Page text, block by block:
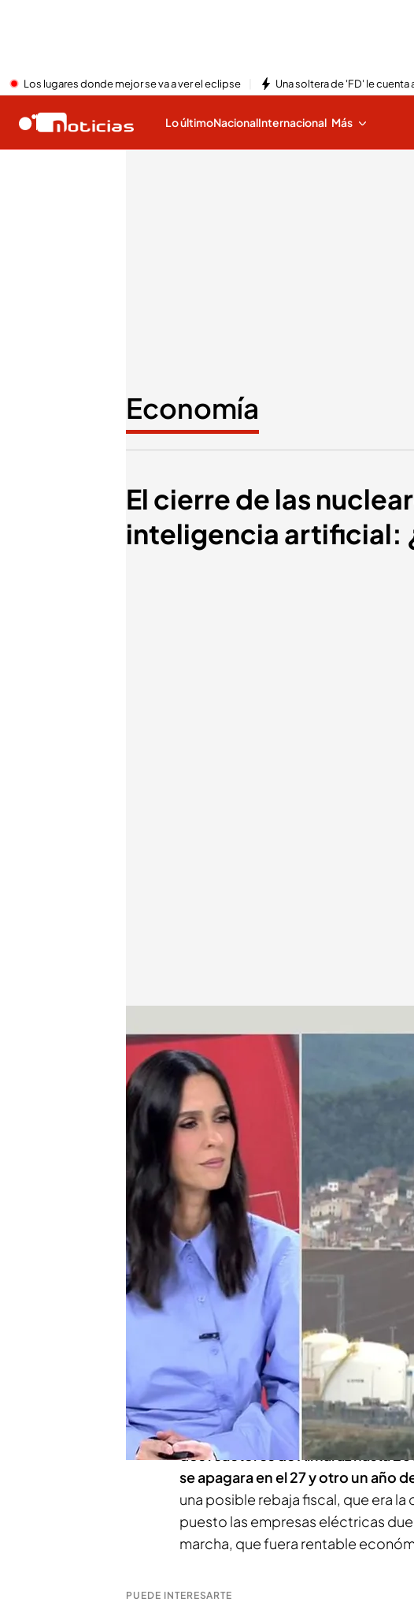
Los lugares donde mejor se va a ver el eclipse Una soltera de 'FD' le
Lo últimoNacionalInternacional Más
Economía
El cierre de las
inteligencia artificial:
Cristina Montalvo
31 OCT 2025 - 18:35h.
Ya está en marcha el proceso
central nuclear de Almaraz
Sumar, socio del Gobierno,
parece fácil en un momento de
Compartir
Ya está en marcha el proceso para
nuclear de Almaraz. Las empresas
cambie el calendario previsto de
condiciones.
En este documento con el que se
dos reactores de Almaraz hasta
se apagara en el 27 y otro un año
una posible rebaja fiscal, que era
puesto las empresas eléctricas
marcha, que fuera rentable
PUEDE INTERESARTE